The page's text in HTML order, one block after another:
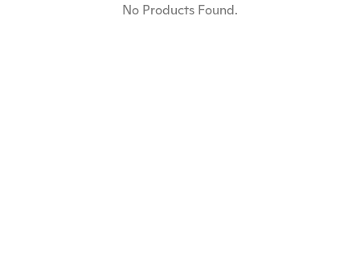
No Products Found.